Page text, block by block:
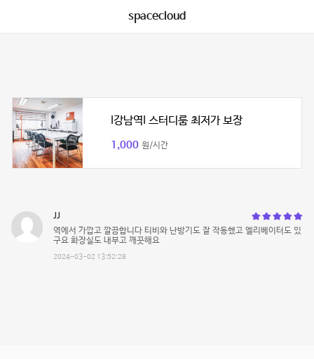
spacecloud
I강남역I 스터디룸 최저가 보장
1,000 원/시간
JJ
역에서 가깝고 깔끔합니다 티비와 난방기도 잘 작동했고 엘리베이터도 있
구요 화장실도 내부고 깨끗해요
2024-03-02 13:52:28